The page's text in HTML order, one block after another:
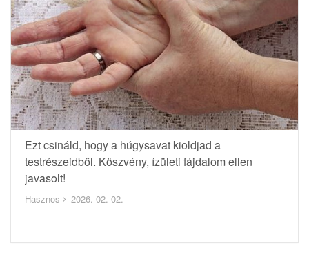
Ezt csináld, hogy a húgysavat kioldjad a
testrészeidből. Köszvény, ízületi fájdalom ellen
javasolt!
Hasznos 2026. 02. 02.